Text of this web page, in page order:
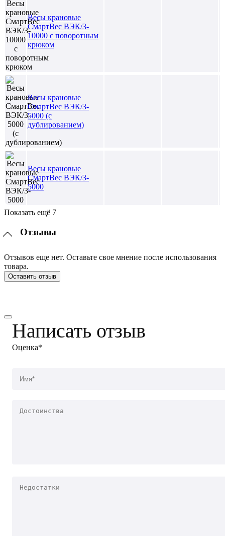
Весы крановые
СмартВес ВЭК/3-
10000 с поворотным
крюком
Весы крановые
СмартВес ВЭК/3-
5000 (с
дублированием)
Весы крановые
СмартВес ВЭК/3-
5000
Показать ещё 7
Отзывы
Отзывов еще нет. Оставьте свое мнение после использования
товара.
Оставить отзыв
Написать отзыв
Оценка*